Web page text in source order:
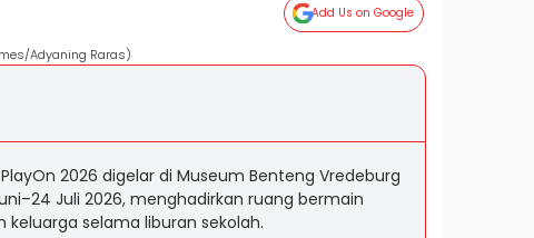
Add Us on Google
Adyaning Raras)
2026 digelar di Museum Benteng Vredeburg
Juli 2026, menghadirkan ruang bermain
selama liburan sekolah.